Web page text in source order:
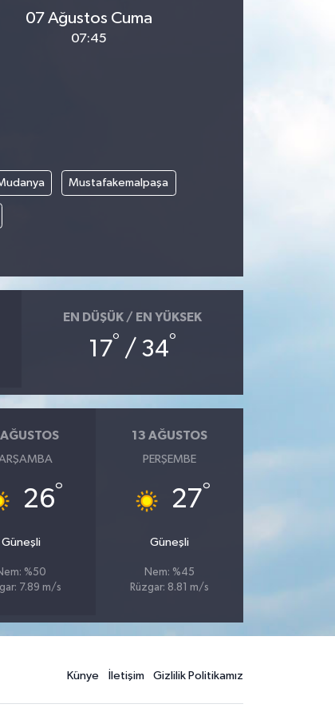
07 Ağustos Cuma
07:45
Mustafakemalpaşa
EN DÜŞÜK / EN YÜKSEK
17° / 34°
26°
Güneşli
%50
7.89 m/s
13 AĞUSTOS
PERŞEMBE
27°
Güneşli
Nem: %45
Rüzgar: 8.81 m/s
Künye İletişim Gizlilik Politikamız